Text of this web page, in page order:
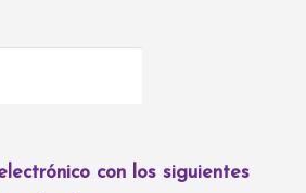
con los siguientes